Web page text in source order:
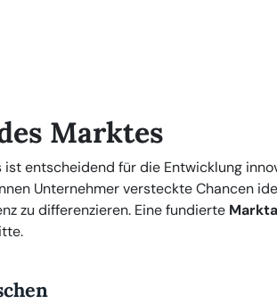
Marktes
ist entscheidend für die Entwicklung
Unternehmer versteckte Chancen
zu differenzieren. Eine fundierte